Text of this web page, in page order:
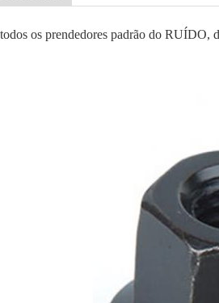
todos os prendedores padrão do RUÍDO,